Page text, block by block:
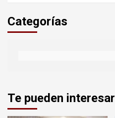
Categorías
Te pueden interesar